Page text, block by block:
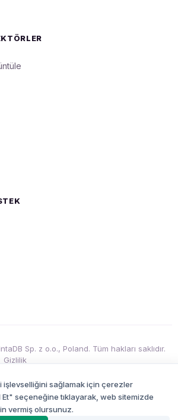
Sp. z o.o., Poland. Tüm hakları saklıdır.
Gizlilik
işlevselliğini sağlamak için çerezler
seçeneğine tıklayarak, web sitemizde
vermiş olursunuz.